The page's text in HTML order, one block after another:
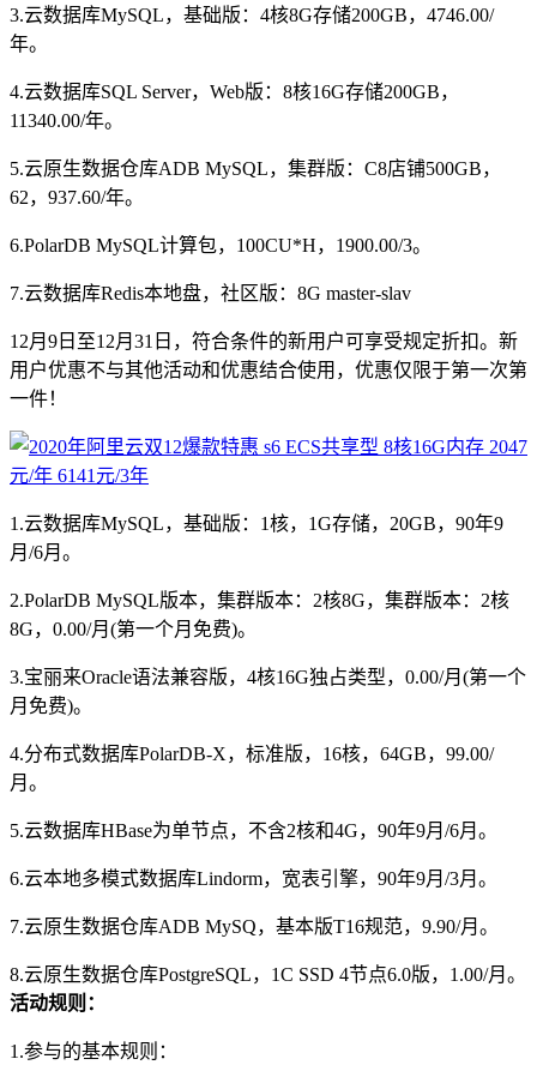
3.云数据库MySQL，基础版：4核8G存储200GB，4746.00/
年。
4.云数据库SQL Server，Web版：8核16G存储200GB，
11340.00/年。
5.云原生数据仓库ADB MySQL，集群版：C8店铺500GB，
62，937.60/年。
6.PolarDB MySQL计算包，100CU*H，1900.00/3。
7.云数据库Redis本地盘，社区版：8G master-slav
12月9日至12月31日，符合条件的新用户可享受规定折扣。新
用户优惠不与其他活动和优惠结合使用，优惠仅限于第一次第
一件！
1.云数据库MySQL，基础版：1核，1G存储，20GB，90年9
月/6月。
2.PolarDB MySQL版本，集群版本：2核8G，集群版本：2核
8G，0.00/月(第一个月免费)。
3.宝丽来Oracle语法兼容版，4核16G独占类型，0.00/月(第一个
月免费)。
4.分布式数据库PolarDB-X，标准版，16核，64GB，99.00/
月。
5.云数据库HBase为单节点，不含2核和4G，90年9月/6月。
6.云本地多模式数据库Lindorm，宽表引擎，90年9月/3月。
7.云原生数据仓库ADB MySQ，基本版T16规范，9.90/月。
8.云原生数据仓库PostgreSQL，1C SSD 4节点6.0版，1.00/月。
活动规则：
1.参与的基本规则：